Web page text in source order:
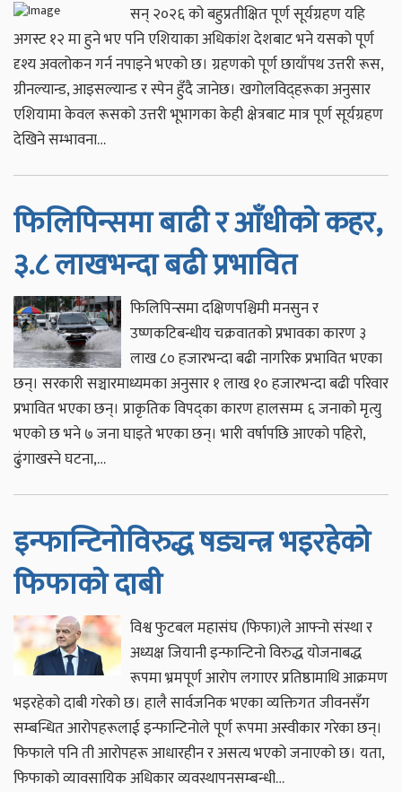
सन् २०२६ को बहुप्रतीक्षित पूर्ण सूर्यग्रहण यहि
अगस्ट १२ मा हुने भए पनि एशियाका अधिकांश देशबाट भने यसको पूर्ण
दृश्य अवलोकन गर्न नपाइने भएको छ। ग्रहणको पूर्ण छायाँपथ उत्तरी रूस,
ग्रीनल्यान्ड, आइसल्यान्ड र स्पेन हुँदै जानेछ। खगोलविद्हरूका अनुसार
एशियामा केवल रूसको उत्तरी भूभागका केही क्षेत्रबाट मात्र पूर्ण सूर्यग्रहण
देखिने सम्भावना…
फिलिपिन्समा बाढी र आँधीको कहर,
३.८ लाखभन्दा बढी प्रभावित
फिलिपिन्समा दक्षिणपश्चिमी मनसुन र
उष्णकटिबन्धीय चक्रवातको प्रभावका कारण ३
लाख ८० हजारभन्दा बढी नागरिक प्रभावित भएका
छन्। सरकारी सञ्चारमाध्यमका अनुसार १ लाख १० हजारभन्दा बढी परिवार
प्रभावित भएका छन्। प्राकृतिक विपद्का कारण हालसम्म ६ जनाको मृत्यु
भएको छ भने ७ जना घाइते भएका छन्। भारी वर्षापछि आएको पहिरो,
ढुंगाखस्ने घटना,…
इन्फान्टिनोविरुद्ध षड्यन्त्र भइरहेको
फिफाको दाबी
विश्व फुटबल महासंघ (फिफा)ले आफ्नो संस्था र
अध्यक्ष जियानी इन्फान्टिनो विरुद्ध योजनाबद्ध
रूपमा भ्रमपूर्ण आरोप लगाएर प्रतिष्ठामाथि आक्रमण
भइरहेको दाबी गरेको छ। हालै सार्वजनिक भएका व्यक्तिगत जीवनसँग
सम्बन्धित आरोपहरूलाई इन्फान्टिनोले पूर्ण रूपमा अस्वीकार गरेका छन्।
फिफाले पनि ती आरोपहरू आधारहीन र असत्य भएको जनाएको छ। यता,
फिफाको व्यावसायिक अधिकार व्यवस्थापनसम्बन्धी…